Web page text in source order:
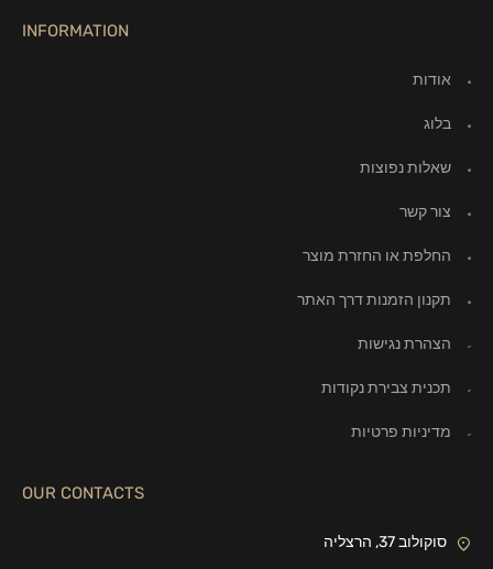
INFORMATION
אודות
בלוג
שאלות נפוצות
צור קשר
החלפת או החזרת מוצר
תקנון הזמנות דרך האתר
הצהרת נגישות
תכנית צבירת נקודות
מדיניות פרטיות
OUR CONTACTS
סוקולוב 37, הרצליה